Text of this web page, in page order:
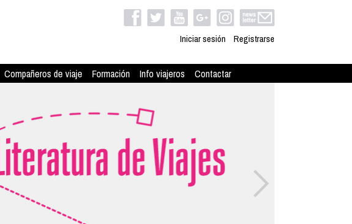
Iniciar sesión Registrarse
Compañeros de viaje Formación Info viajeros Contactar